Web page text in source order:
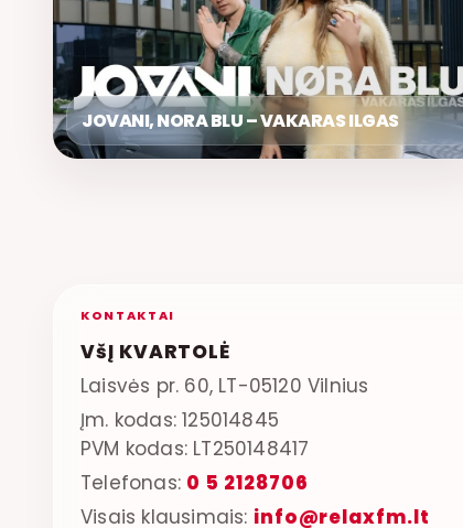
JOVANI, NORA BLU – VAKARAS ILGAS
KONTAKTAI
VšĮ KVARTOLĖ
Laisvės pr. 60, LT-05120 Vilnius
Įm. kodas: 125014845
PVM kodas: LT250148417
Telefonas: 0 5 2128706
Visais klausimais: info@relaxfm.lt